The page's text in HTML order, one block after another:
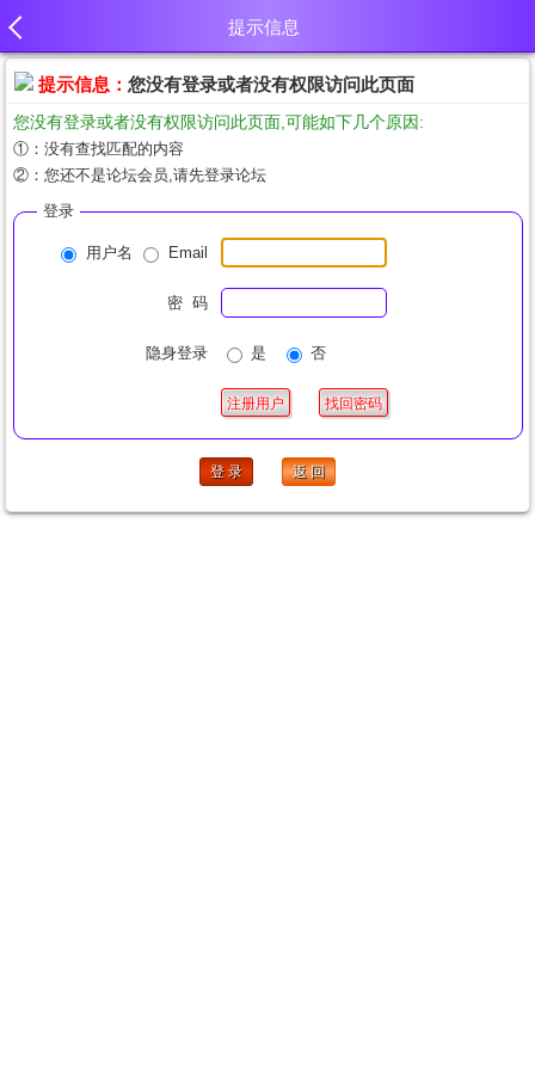
提示信息
提示信息： 您没有登录或者没有权限访问此页面
您没有登录或者没有权限访问此页面,可能如下几个原因:
①：没有查找匹配的内容
②：您还不是论坛会员,请先登录论坛
登录
用户名 Email
密 码
隐身登录 是 否